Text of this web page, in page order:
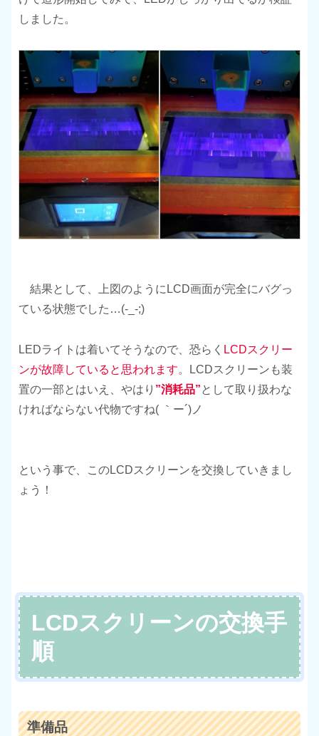
しました。
結果として、上図のようにLCD画面が完全にバグっ
ている状態でした…(-_-;)
LEDライトは着いてそうなので、恐らく LCDスクリー
ンが故障していると思われます。LCDスクリーンも装
置の一部とはいえ、やはり ”消耗品”として取り扱わな
ければならない代物ですね( ｀ー´)ノ
という事で、このLCDスクリーンを交換していきまし
ょう！
LCDスクリーンの交換手
順
準備品